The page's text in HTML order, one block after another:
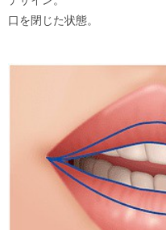
口を閉じた状態。